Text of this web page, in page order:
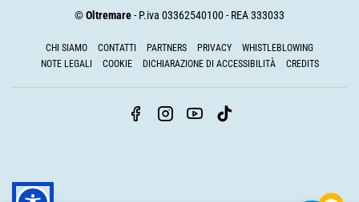
©Oltremare- P.iva 03362540100 - REA 333033
CHI SIAMO CONTATTI PARTNERS PRIVACY
WHISTLEBLOWING
NOTE LEGALI
COOKIE DICHIARAZIONE DI ACCESSIBILITÀ CREDITS